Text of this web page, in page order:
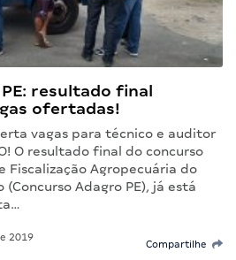
resultado final
ofertadas!
vagas para técnico e auditor
O resultado final do concurso
Fiscalização Agropecuária do
Adagro PE), já está
2019
Compartilhe